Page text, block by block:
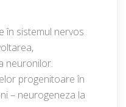
în sistemul nervos
neuronilor.
progenitoare în
– neurogeneza la